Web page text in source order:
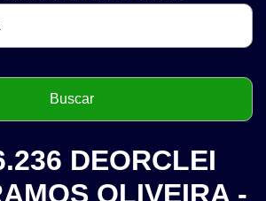
DEORCLEI
OLIVEIRA -